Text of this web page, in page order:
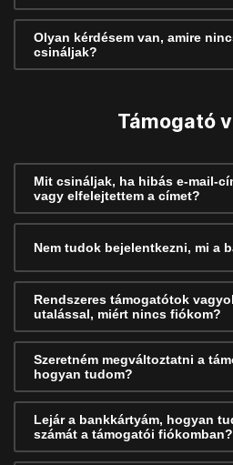
Olyan kérdésem van, amire
csináljak?
Támogató
Mit csináljak, ha hibás e-mail-
vagy elfelejtettem a címet?
Nem tudok bejelentkezni, mi a
Rendszeres támogatótok
utalással, miért nincs fiókom?
Szeretném megváltoztatni a
hogyan tudom?
Lejár a bankkártyám, hogyan
számát a támogatói fiókomban?